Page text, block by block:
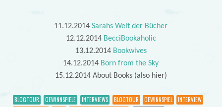
11.12.2014Sarahs Welt der Bücher
12.12.2014 BecciBookaholic
13.12.2014 Bookwives
14.12.2014 Born from the Sky
15.12.2014 About Books (also hier)
BLOGTOUR GEWINNSPIELE INTERVIEWS BLOGTOUR GEWINNSPIEL
INTERVIEW